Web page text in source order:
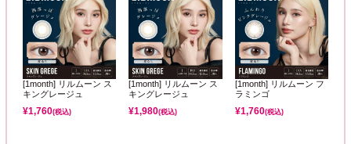
[1month] リルムーン ス
キングレージュ
¥1,760(税込)
[1month] リルムーン ス
キングレージュ
¥1,980(税込)
[1month] リルムーン フ
ラミンゴ
¥1,760(税込)